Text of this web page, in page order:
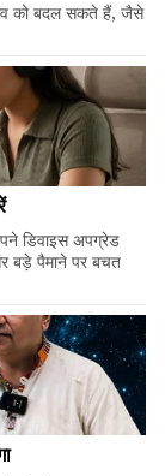
को बदल सकते हैं, जैसे
डिवाइस अपग्रेड
बड़े पैमाने पर बचत